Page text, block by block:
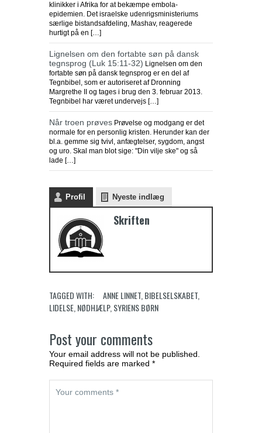
klinikker i Afrika for at bekæmpe embola-
epidemien. Det israelske udenrigsministeriums
særlige bistandsafdeling, Mashav, reagerede
hurtigt på en […]
Lignelsen om den fortabte søn på dansk
tegnsprog (Luk 15:11-32) Lignelsen om den
fortabte søn på dansk tegnsprog er en del af
Tegnbibel, som er autoriseret af Dronning
Margrethe II og tages i brug den 3. februar 2013.
Tegnbibel har været undervejs […]
Når troen prøves Prøvelse og modgang er det
normale for en personlig kristen. Herunder kan der
bl.a. gemme sig tvivl, anfægtelser, sygdom, angst
og uro. Skal man blot sige: "Din vilje ske" og så
lade […]
Profil Nyeste indlæg
Skriften
TAGGED WITH: ANNE LINNET BIBELSELSKABET
LIDELSE NØDHJÆLP, SYRIENS BØRN
Post your comments
Your email address will not be published.
Required fields are marked *